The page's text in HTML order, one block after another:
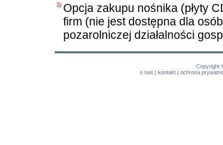
3) Opcja zakupu nośnika (płyty
firm (nie jest dostępna dla
pozarolniczej działalności
Copyright
o nas | kontakt| ochrona